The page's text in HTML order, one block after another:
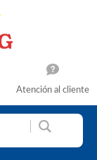
Atención al cliente